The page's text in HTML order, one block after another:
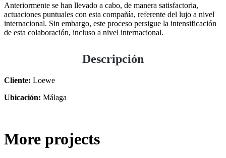
Anteriormente se han llevado a cabo, de manera satisfactoria,
actuaciones puntuales con esta compañía, referente del lujo a nivel
internacional. Sin embargo, este proceso persigue la intensificación
de esta colaboración, incluso a nivel internacional.
Descripción
Cliente: Loewe
Ubicación: Málaga
More projects